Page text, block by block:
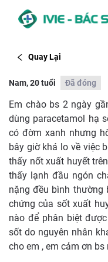
Quay Lại
Nam, 20 tuổi Đã đóng
Em chào bs 2 ngày
dùng paracetamol hạ
có đờm xanh nhưng
bây giờ khá lo về việc
thấy nốt xuất huyết
thấy lạnh đầu ngón
nặng đều bình thường
chứng của sốt xuất
nào để phân biệt
sốt do nguyên nhân
cho em , em cảm ơn bs